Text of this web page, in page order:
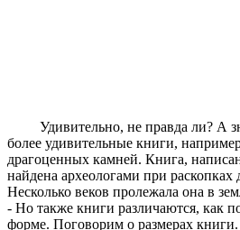
Удивительно, не правда ли? А
более удивительные книги,
драгоценных камней. Книга,
найдена археологами при раскопках
Несколько веков пролежала она в
- Но также книги различаются, как
форме. Поговорим о размерах книги.